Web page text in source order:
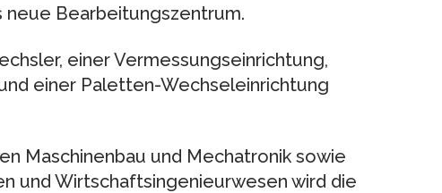
neue Bearbeitungszentrum.
einer Vermessungseinrichtung,
einer Paletten-Wechseleinrichtung
Maschinenbau und Mechatronik sowie
und Wirtschaftsingenieurwesen wird die